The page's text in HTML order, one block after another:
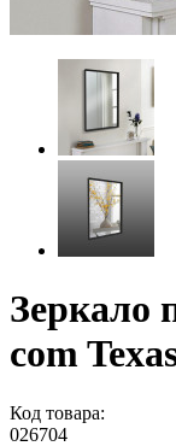
Зеркало
com
Код товара:
026704